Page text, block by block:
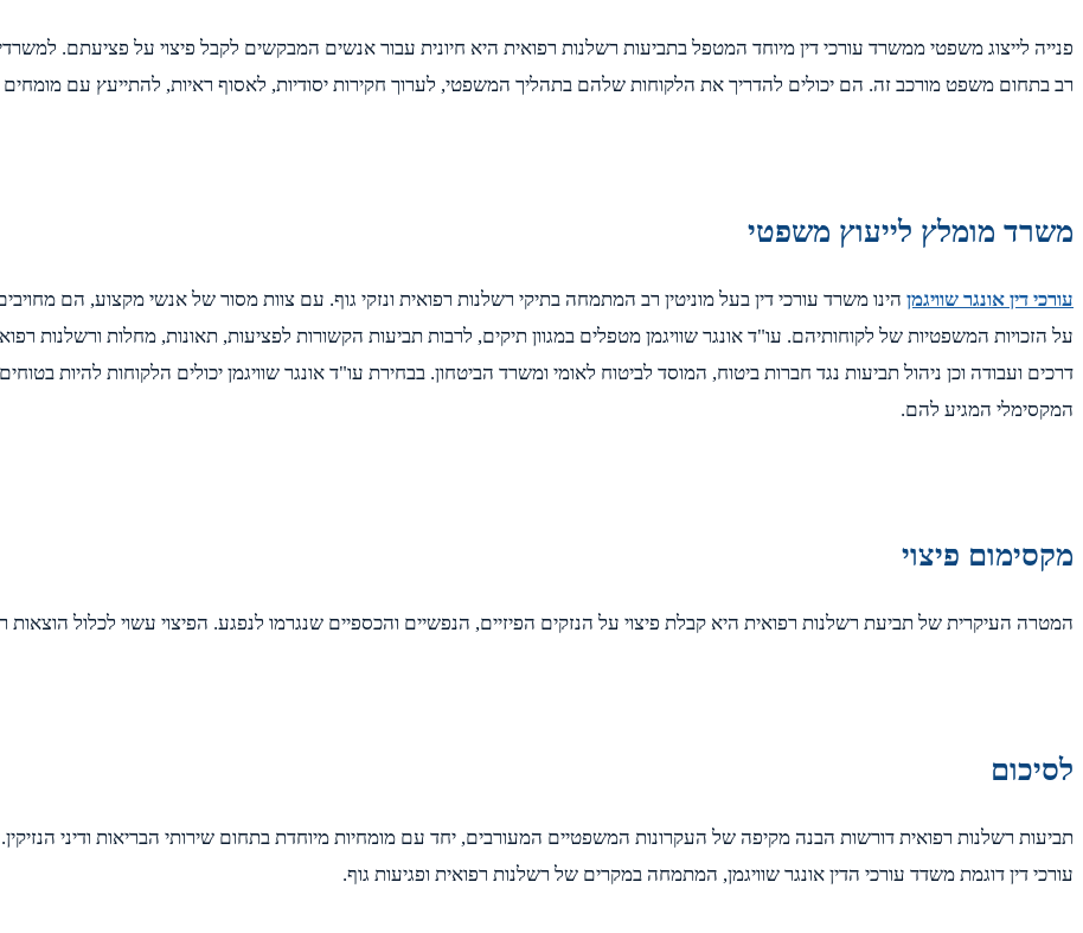
פנייה לייצוג משפטי ממשרד עורכי דין מיוחד המטפל בתביעות רשלנות רפואית היא חיונית עבור אנשים המבקשים לקבל פיצוי על פציעתם. למשרדי
רב בתחום משפט מורכב זה. הם יכולים להדריך את הלקוחות שלהם בתהליך המשפטי, לערוך חקירות יסודיות, לאסוף ראיות, להתייעץ עם מומחים
משרד מומלץ לייעוץ משפטי
עורכי דין אונגר שוויגמן הינו משרד עורכי דין בעל מוניטין רב המתמחה בתיקי רשלנות רפואית ונזקי גוף. עם צוות מסור של אנשי מקצוע, הם
על הזכויות המשפטיות של לקוחותיהם. עו"ד אונגר שוויגמן מטפלים במגוון תיקים, לרבות תביעות הקשורות לפציעות, תאונות, מחלות ורשלנות
דרכים ועבודה וכן ניהול תביעות נגד חברות ביטוח, המוסד לביטוח לאומי ומשרד הביטחון. בבחירת עו"ד אונגר שוויגמן יכולים הלקוחות להיות
המקסימלי המגיע להם.
מקסימום פיצוי
המטרה העיקרית של תביעת רשלנות רפואית היא קבלת פיצוי על הנזקים הפיזיים, הנפשיים והכספיים שנגרמו לנפגע. הפיצוי עשוי לכלול הוצאות
לסיכום
תביעות רשלנות רפואית דורשות הבנה מקיפה של העקרונות המשפטיים המעורבים, יחד עם מומחיות מיוחדת בתחום שירותי הבריאות ודיני
עורכי דין דוגמת משדד עורכי הדין אונגר שוויגמן, המתמחה במקרים של רשלנות רפואית ופגיעות גוף.